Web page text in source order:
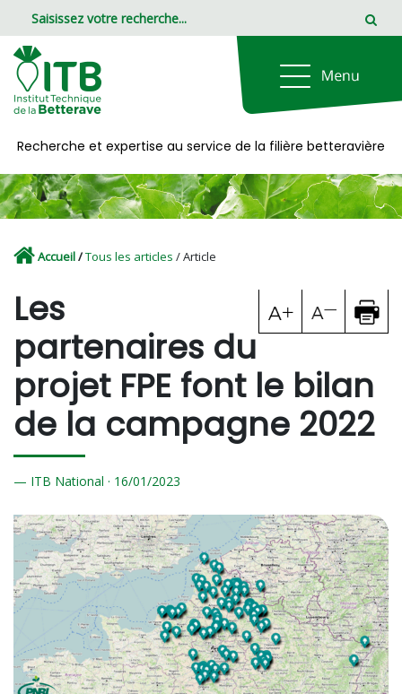
Recherche et expertise au service de la filière betteravière
Accueil/Tous les articles / Article
Les
partenaires du
projet FPE font le bilan
de la campagne 2022
ITB National · 16/01/2023
Panneau de gestion des cookies